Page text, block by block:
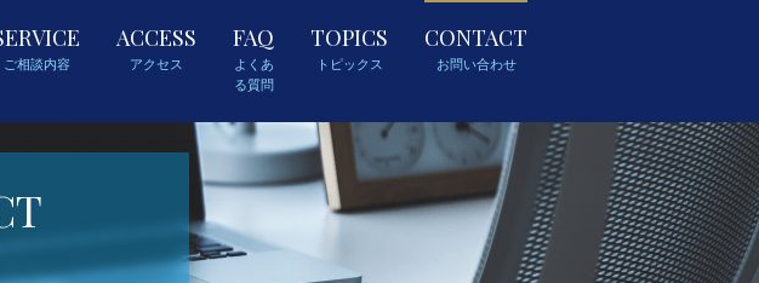
ご相談内容
ACCESS
アクセス
FAQ
よくあ
る質問
TOPICS
トピックス
CONTACT
お問い合わせ